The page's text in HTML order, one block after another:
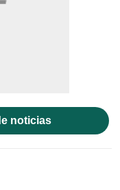
noticias